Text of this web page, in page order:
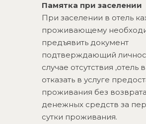
Памятка при заселении
При заселении в отель
проживающему
предъявить документ
подтверждающий
случае отсутствия ,отель
отказать в услуге
проживания без возврата
денежных средств за
сутки проживания.